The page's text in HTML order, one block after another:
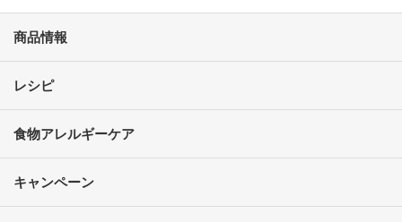
商品情報
レシピ
食物アレルギーケア
キャンペーン